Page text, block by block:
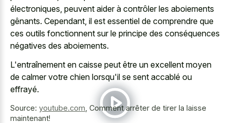
électroniques, peuvent aider à contrôler les aboiements
gênants. Cependant, il est essentiel de comprendre que
ces outils fonctionnent sur le principe des conséquences
négatives des aboiements.
L'entraînement en caisse peut être un excellent moyen
de calmer votre chien lorsqu'il se sent accablé ou
effrayé.
Source: youtube.com Comment arrêter de tirer la laisse
maintenant!